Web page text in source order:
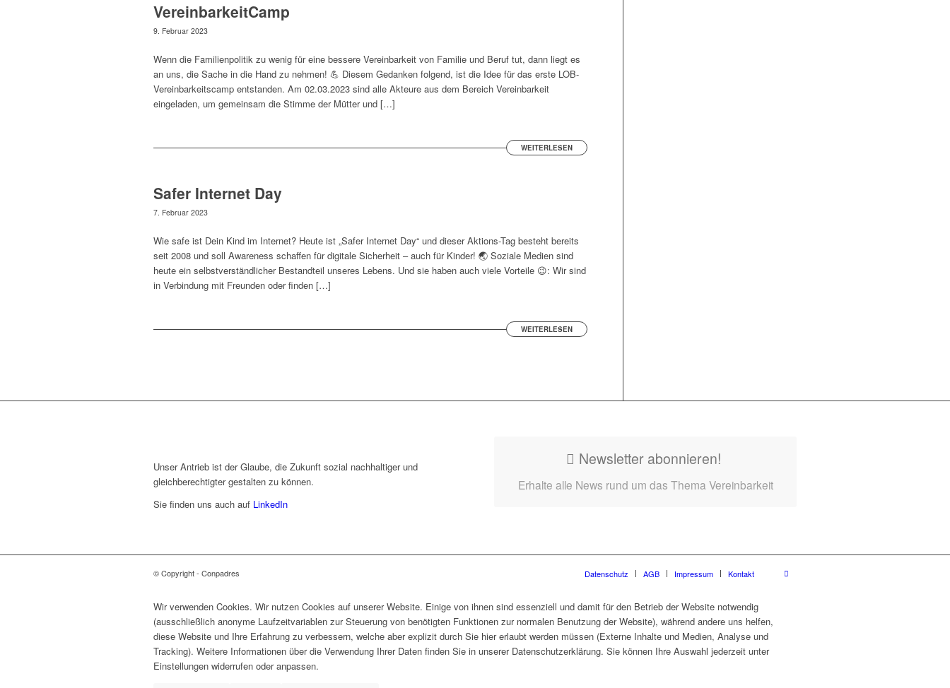
VereinbarkeitCamp
9. Februar 2023
Wenn die Familienpolitik zu wenig für eine bessere Vereinbarkeit von Familie und Beruf tut, dann liegt es
an uns, die Sache in die Hand zu nehmen! 💪 Diesem Gedanken folgend, ist die Idee für das erste LOB-
Vereinbarkeitscamp entstanden. Am 02.03.2023 sind alle Akteure aus dem Bereich Vereinbarkeit
eingeladen, um gemeinsam die Stimme der Mütter und […]
WEITERLESEN
Safer Internet Day
7. Februar 2023
Wie safe ist Dein Kind im Internet? Heute ist „Safer Internet Day“ und dieser Aktions-Tag besteht bereits
seit 2008 und soll Awareness schaffen für digitale Sicherheit – auch für Kinder! 🌏 Soziale Medien sind
heute ein selbstverständlicher Bestandteil unseres Lebens. Und sie haben auch viele Vorteile 😉: Wir sind
in Verbindung mit Freunden oder finden […]
WEITERLESEN
Unser Antrieb ist der Glaube, die Zukunft sozial nachhaltiger und
gleichberechtigter gestalten zu können.
Sie finden uns auch auf LinkedIn
Newsletter abonnieren!
Erhalte alle News rund um das Thema Vereinbarkeit
© Copyright - Conpadres Datenschutz AGB Impressum Kontakt
Wir verwenden Cookies. Wir nutzen Cookies auf unserer Website. Einige von ihnen sind essenziell und damit für den Betrieb der Website notwendig
(ausschließlich anonyme Laufzeitvariablen zur Steuerung von benötigten Funktionen zur normalen Benutzung der Website), während andere uns helfen,
diese Website und Ihre Erfahrung zu verbessern, welche aber explizit durch Sie hier erlaubt werden müssen (Externe Inhalte und Medien, Analyse und
Tracking). Weitere Informationen über die Verwendung Ihrer Daten finden Sie in unserer Datenschutzerklärung. Sie können Ihre Auswahl jederzeit unter
Einstellungen widerrufen oder anpassen.